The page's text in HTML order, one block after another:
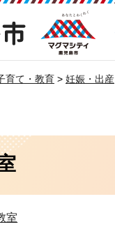
マグマシティ
鹿児島市
育て・教育 > 妊娠・出産
室